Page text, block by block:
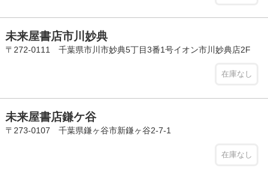
未来屋書店市川妙典
〒272-0111 千葉県市川市妙典5丁目3番1号イオン市川妙典店2F
在庫なし
未来屋書店鎌ケ谷
〒273-0107 千葉県鎌ヶ谷市新鎌ヶ谷2-7-1
在庫なし